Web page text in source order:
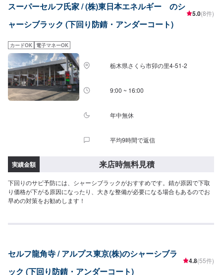
スーパーセルフ氏家 / (株)東日本エネルギー のシ
ャーシブラック (下回り防錆・アンダーコート)
5.0(8件)
カードOK 電子マネーOK
栃木県さくら市卯の里4-51-2
9:00 ~ 16:00
年中無休
平均9時間で返信
実績金額 来店時無料見積
下回りのサビ予防には、シャーシブラックがおすすめです。錆が原因で下取
り価格が下がる原因になったり、大きな整備が必要になる場合もあるのでお
早めの対策をお勧めします！
セルフ龍角寺 / アルプス東京(株)のシャーシブラ
ック (下回り防錆・アンダーコート)
4.8(55件)